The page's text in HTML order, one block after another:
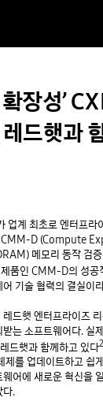
장성’
드햇과
업계 최초로 엔터프라
CMM-D (Compute
메모리 동작 검증
품인 CMM-D의 성공
기술 협력의 결실이
드햇 엔터프라이즈
받는 소프트웨어다.
드햇과 함께하고 있다2
제를 업데이트하고 쉽
어에 새로운 혁신을
다.